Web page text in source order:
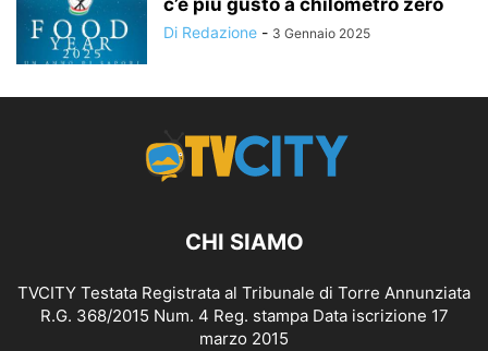
c’è più gusto a chilometro zero
Di Redazione - 3 Gennaio 2025
CHI SIAMO
TVCITY Testata Registrata al Tribunale di Torre Annunziata
R.G. 368/2015 Num. 4 Reg. stampa Data iscrizione 17
marzo 2015